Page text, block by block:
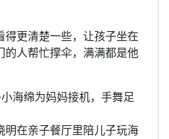
得更清楚一些，让孩子坐在
的人帮忙撑伞，满满都是他
明在亲子餐厅里陪儿子玩海